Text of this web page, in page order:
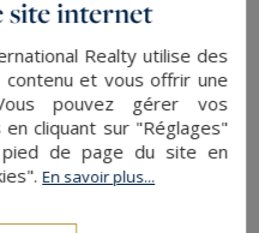
elle est édifiée sur
donne le ton
bel espace de vie se
agrémenté d’un
site internet
Realty utilise des
contenu et vous offrir une
pouvez gérer vos
cliquant sur "Réglages"
de page du site en
En savoir plus...